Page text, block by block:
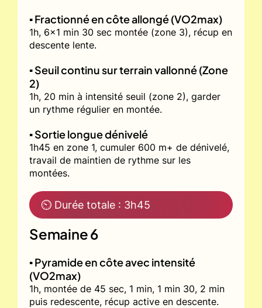
▪️ Fractionné en côte allongé (VO2max)
1h, 6x1 min 30 sec montée (zone 3), récup en
descente lente.
▪️ Seuil continu sur terrain vallonné (Zone
2)
1h, 20 min à intensité seuil (zone 2), garder
un rythme régulier en montée.
▪️ Sortie longue dénivelé
1h45 en zone 1, cumuler 600 m+ de dénivelé,
travail de maintien de rythme sur les
montées.
⏲ Durée totale : 3h45
Semaine 6
▪️ Pyramide en côte avec intensité
(VO2max)
1h, montée de 45 sec, 1 min, 1 min 30, 2 min
puis redescente, récup active en descente.